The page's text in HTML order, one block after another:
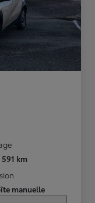
591 km
manuelle